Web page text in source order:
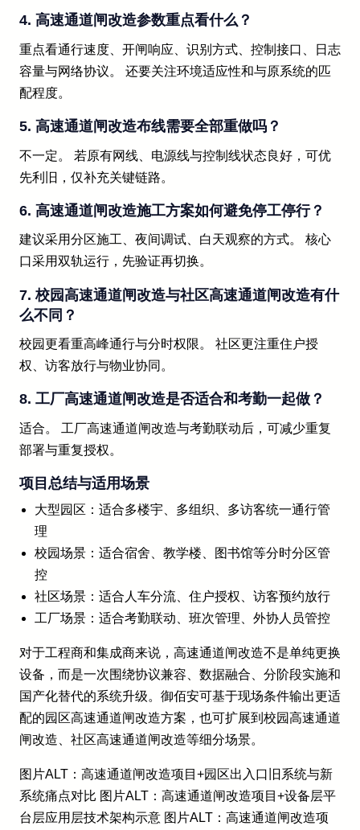
4. 高速通道闸改造参数重点看什么？
重点看通行速度、开闸响应、识别方式、控制接口、日志
容量与网络协议。 还要关注环境适应性和与原系统的匹
配程度。
5. 高速通道闸改造布线需要全部重做吗？
不一定。 若原有网线、电源线与控制线状态良好，可优
先利旧，仅补充关键链路。
6. 高速通道闸改造施工方案如何避免停工停行？
建议采用分区施工、夜间调试、白天观察的方式。 核心
口采用双轨运行，先验证再切换。
7. 校园高速通道闸改造与社区高速通道闸改造有什
么不同？
校园更看重高峰通行与分时权限。 社区更注重住户授
权、访客放行与物业协同。
8. 工厂高速通道闸改造是否适合和考勤一起做？
适合。 工厂高速通道闸改造与考勤联动后，可减少重复
部署与重复授权。
项目总结与适用场景
大型园区：适合多楼宇、多组织、多访客统一通行管
理
校园场景：适合宿舍、教学楼、图书馆等分时分区管
控
社区场景：适合人车分流、住户授权、访客预约放行
工厂场景：适合考勤联动、班次管理、外协人员管控
对于工程商和集成商来说，高速通道闸改造不是单纯更换
设备，而是一次围绕协议兼容、数据融合、分阶段实施和
国产化替代的系统升级。御佰安可基于现场条件输出更适
配的园区高速通道闸改造方案，也可扩展到校园高速通道
闸改造、社区高速通道闸改造等细分场景。
图片ALT：高速通道闸改造项目+园区出入口旧系统与新
系统痛点对比 图片ALT：高速通道闸改造项目+设备层平
台层应用层技术架构示意 图片ALT：高速通道闸改造项